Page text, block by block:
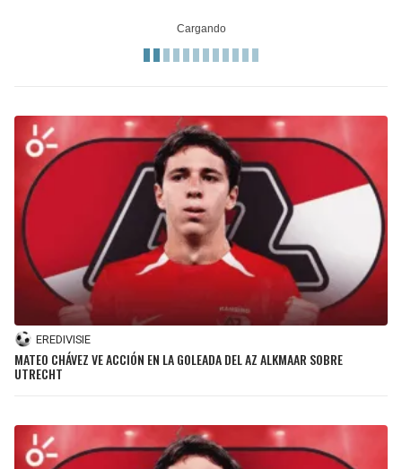
EREDIVISIE
MATEO CHÁVEZ VE ACCIÓN EN LA GOLEADA DEL AZ ALKMAAR SOBRE
UTRECHT